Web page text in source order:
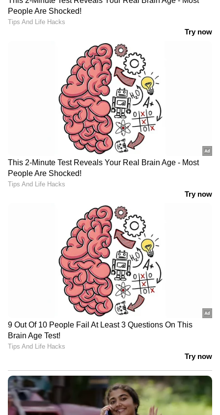
ബസിലിടിച്ച് തകര്‍ന്ന് തരിപ്പണമായി
XUV700, സുരക്ഷിതരായി യാത്രികര്‍,
മഹീന്ദ്രയ്ക്ക് കയ്യടിച്ച് ജനം!
സ്കോർപിയോയുടെ നിലവിലെ
പതിപ്പിനെപ്പോലെ, എസ്‌യുവിയുടെ ആവശ്യം
ഇപ്പോഴും ശക്തമായിരിക്കുന്ന ചെറിയ
പട്ടണങ്ങളിലേക്കും ഗ്രാമപ്രദേശങ്ങളിലേക്കും
കൂടുതൽ ലക്ഷ്യമിടുന്നു. 138 PS പരമാവധി
കരുത്തും 319 എന്എം പരമാവധി ടോർക്കും
ഉൽപ്പാദിപ്പിക്കുന്ന ആറ് സ്‍പീഡ്
ഗിയർബോക്സുള്ള 2.2-ലിറ്റർ ഫോർ-സിലിണ്ടർ
ഡീസൽ എഞ്ചിന്‍ ഇതില്‍ തുടർന്നും വാഗ്‍ദാനം
ചെയ്യും.
ഒടുവില്‍ മഹീന്ദ്രയും കയ്യൊഴിഞ്ഞു!